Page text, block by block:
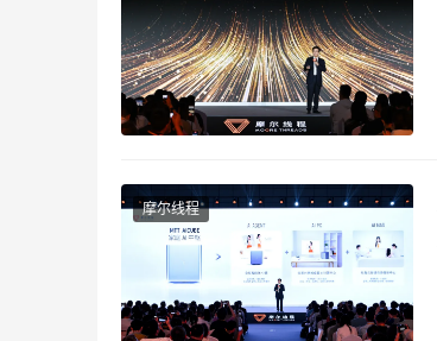
摩尔线程